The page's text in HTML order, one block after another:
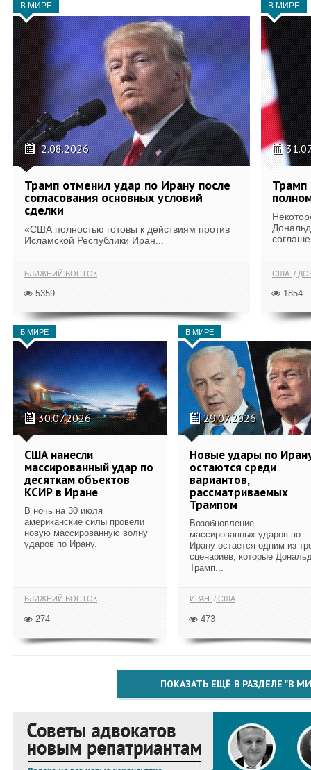
В МИРЕ
2.08.2026
Трамп отменил удар по Ирану после
согласования основных условий
сделки
«США полностью готовы к действиям против
Исламской Республики Иран...
БЛИЖНИЙ ВОСТОК
5359
В МИРЕ
Трамп
США
1854
В МИРЕ
30.07.2026
США нанесли
массированный удар по
десяткам объектов
КСИР в Иране
В ночь на 30 июля
американские силы провели
новую массированную волну
ударов по Ирану.
БЛИЖНИЙ ВОСТОК
274
В МИРЕ
29.07.2026
Новые удары по
остаются среди
вариантов,
рассматриваемых
Трампом
Возобновление
массированных ударов по
Ирану остается одним из
сценариев, которые
Трамп...
ИРАН США
473
ПОКАЗАТЬ ЕЩЁ В РАЗДЕЛЕ "В